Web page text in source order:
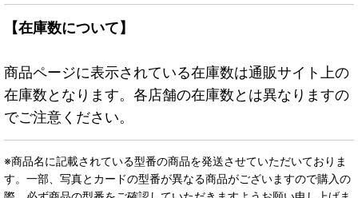
【在庫数について】
商品ページに表示されている在庫数は通販サイト上の
在庫数となります。各店舗の在庫数とは異なりますの
でご注意ください。
※商品名に記載されている型番の商品を発送させていただいておりま
す。一部、写真とカードの型番が異なる商品がございますので購入の